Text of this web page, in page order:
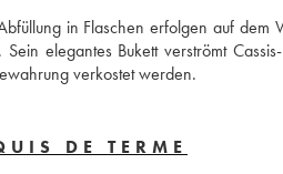
in Flaschen erfolgen auf dem
elegantes Bukett verströmt
verkostet werden.
DE TERME